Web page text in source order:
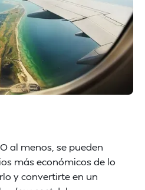
al menos, se pueden
más económicos de lo
y convertirte en un